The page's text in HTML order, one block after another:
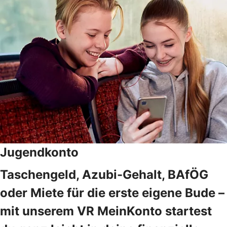
Jugendkonto
Taschengeld, Azubi-Gehalt, BAfÖG
oder Miete für die erste eigene Bude –
mit unserem VR MeinKonto startest